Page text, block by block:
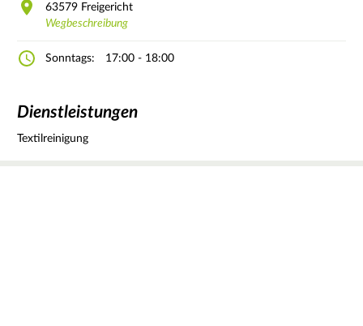
63579 Freigericht
Wegbeschreibung
Sonntags: 17:00 - 18:00
Dienstleistungen
Textilreinigung